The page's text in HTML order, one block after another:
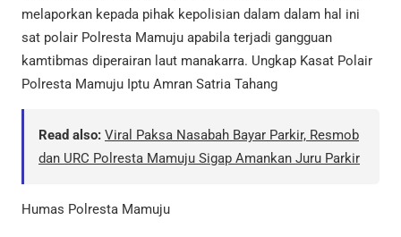
melaporkan kepada pihak kepolisian dalam dalam hal ini
sat polair Polresta Mamuju apabila terjadi gangguan
kamtibmas diperairan laut manakarra. Ungkap Kasat Polair
Polresta Mamuju Iptu Amran Satria Tahang
Read also: Viral Paksa Nasabah Bayar Parkir, Resmob
dan URC Polresta Mamuju Sigap Amankan Juru Parkir
Humas Polresta Mamuju